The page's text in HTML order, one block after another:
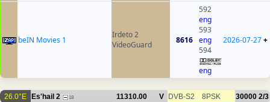
beIN Movies 1
Irdeto 2
VideoGuard
8616
592
eng
593
eng
594
eng
2026-07-27+
26.0°E Es'hail 2 18 11310.00 V DVB-S2 8PSK 30000 2/3